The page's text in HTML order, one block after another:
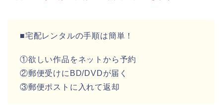
■宅配レンタルの手順は簡単！
①欲しい作品をネットから予約
②郵便受けにBD/DVDが届く
③郵便ポストに入れて返却